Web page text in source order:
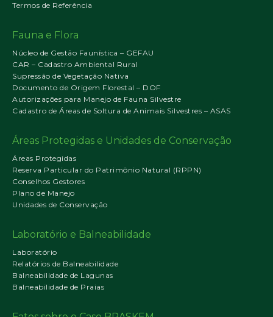
Termos de Referência
Fauna e Flora
Núcleo de Gestão Faunística – GEFAU
CAR – Cadastro Ambiental Rural
Supressão de Vegetação Nativa
Documento de Origem Florestal – DOF
Autorizações para Manejo de Fauna Silvestre
Cadastro de Áreas de Soltura de Animais Silvestres – ASAS
Áreas Protegidas e Unidades de Conservação
Áreas Protegidas
Reserva Particular do Patrimônio Natural (RPPN)
Conselhos Gestores
Plano de Manejo
Unidades de Conservação
Laboratório e Balneabilidade
Laboratório
Relatórios de Balneabilidade
Balneabilidade de Lagunas
Balneabilidade de Praias